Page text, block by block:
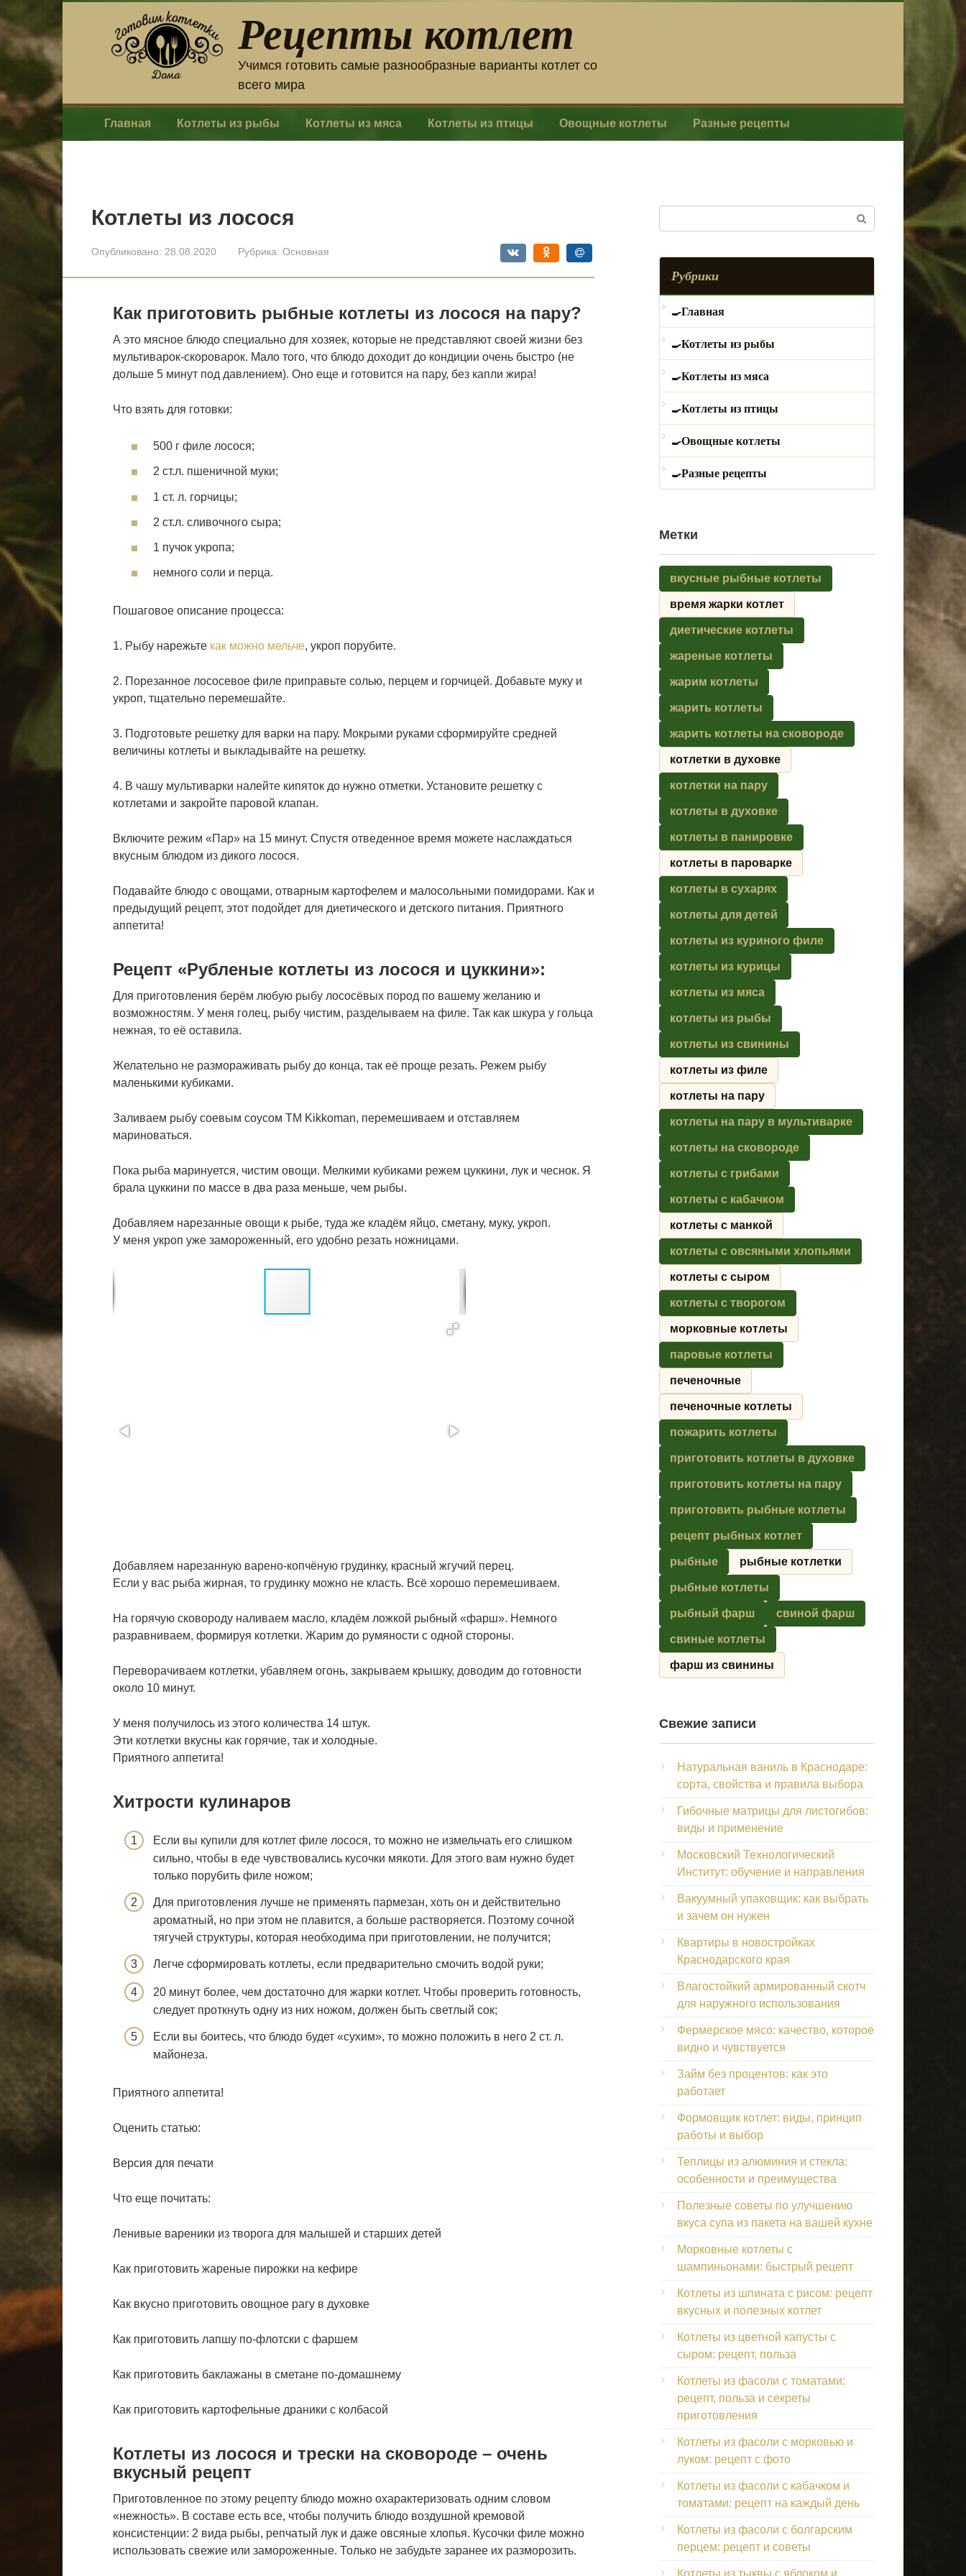
контенту
Рецепты котлет
Учимся готовить самые разнообразные варианты котлет со
всего мира
Главная Котлеты из рыбы Котлеты из мяса Котлеты из птицы Овощные котлеты Разные рецепты
Котлеты из лосося
Опубликовано: 28.08.2020 Рубрика: Основная
Как приготовить рыбные котлеты из лосося на пару?
А это мясное блюдо специально для хозяек, которые не представляют своей жизни без
мультиварок-скороварок. Мало того, что блюдо доходит до кондиции очень быстро (не
дольше 5 минут под давлением). Оно еще и готовится на пару, без капли жира!
Что взять для готовки:
500 г филе лосося;
2 ст.л. пшеничной муки;
1 ст. л. горчицы;
2 ст.л. сливочного сыра;
1 пучок укропа;
немного соли и перца.
Пошаговое описание процесса:
1. Рыбу нарежьте как можно мельче, укроп порубите.
2. Порезанное лососевое филе приправьте солью, перцем и горчицей. Добавьте муку и
укроп, тщательно перемешайте.
3. Подготовьте решетку для варки на пару. Мокрыми руками сформируйте средней
величины котлеты и выкладывайте на решетку.
4. В чашу мультиварки налейте кипяток до нужно отметки. Установите решетку с
котлетами и закройте паровой клапан.
Включите режим «Пар» на 15 минут. Спустя отведенное время можете наслаждаться
вкусным блюдом из дикого лосося.
Подавайте блюдо с овощами, отварным картофелем и малосольными помидорами. Как и
предыдущий рецепт, этот подойдет для диетического и детского питания. Приятного
аппетита!
Рецепт «Рубленые котлеты из лосося и цуккини»:
Для приготовления берём любую рыбу лососёвых пород по вашему желанию и
возможностям. У меня голец, рыбу чистим, разделываем на филе. Так как шкура у гольца
нежная, то её оставила.
Желательно не размораживать рыбу до конца, так её проще резать. Режем рыбу
маленькими кубиками.
Заливаем рыбу соевым соусом ТМ Kikkoman, перемешиваем и отставляем
мариноваться.
Пока рыба маринуется, чистим овощи. Мелкими кубиками режем цуккини, лук и чеснок. Я
брала цуккини по массе в два раза меньше, чем рыбы.
Добавляем нарезанные овощи к рыбе, туда же кладём яйцо, сметану, муку, укроп.
У меня укроп уже замороженный, его удобно резать ножницами.
Добавляем нарезанную варено-копчёную грудинку, красный жгучий перец.
Если у вас рыба жирная, то грудинку можно не класть. Всё хорошо перемешиваем.
На горячую сковороду наливаем масло, кладём ложкой рыбный «фарш». Немного
разравниваем, формируя котлетки. Жарим до румяности с одной стороны.
Переворачиваем котлетки, убавляем огонь, закрываем крышку, доводим до готовности
около 10 минут.
У меня получилось из этого количества 14 штук.
Эти котлетки вкусны как горячие, так и холодные.
Приятного аппетита!
Хитрости кулинаров
Если вы купили для котлет филе лосося, то можно не измельчать его слишком
сильно, чтобы в еде чувствовались кусочки мякоти. Для этого вам нужно будет
только порубить филе ножом;
Для приготовления лучше не применять пармезан, хоть он и действительно
ароматный, но при этом не плавится, а больше растворяется. Поэтому сочной
тягучей структуры, которая необходима при приготовлении, не получится;
Легче сформировать котлеты, если предварительно смочить водой руки;
20 минут более, чем достаточно для жарки котлет. Чтобы проверить готовность,
следует проткнуть одну из них ножом, должен быть светлый сок;
Если вы боитесь, что блюдо будет «сухим», то можно положить в него 2 ст. л.
майонеза.
Приятного аппетита!
Оценить статью:
Версия для печати
Что еще почитать:
Ленивые вареники из творога для малышей и старших детей
Как приготовить жареные пирожки на кефире
Как вкусно приготовить овощное рагу в духовке
Как приготовить лапшу по-флотски с фаршем
Как приготовить баклажаны в сметане по-домашнему
Как приготовить картофельные драники с колбасой
Котлеты из лосося и трески на сковороде – очень
вкусный рецепт
Приготовленное по этому рецепту блюдо можно охарактеризовать одним словом
«нежность». В составе есть все, чтобы получить блюдо воздушной кремовой
консистенции: 2 вида рыбы, репчатый лук и даже овсяные хлопья. Кусочки филе можно
использовать свежие или замороженные. Только не забудьте заранее их разморозить.
Рубрики
Главная
Котлеты из рыбы
Котлеты из мяса
Котлеты из птицы
Овощные котлеты
Разные рецепты
Метки
вкусные рыбные котлеты
время жарки котлет
диетические котлеты
жареные котлеты
жарим котлеты
жарить котлеты
жарить котлеты на сковороде
котлетки в духовке
котлетки на пару
котлеты в духовке
котлеты в панировке
котлеты в пароварке
котлеты в сухарях
котлеты для детей
котлеты из куриного филе
котлеты из курицы
котлеты из мяса
котлеты из рыбы
котлеты из свинины
котлеты из филе
котлеты на пару
котлеты на пару в мультиварке
котлеты на сковороде
котлеты с грибами
котлеты с кабачком
котлеты с манкой
котлеты с овсяными хлопьями
котлеты с сыром
котлеты с творогом
морковные котлеты
паровые котлеты
печеночные
печеночные котлеты
пожарить котлеты
приготовить котлеты в духовке
приготовить котлеты на пару
приготовить рыбные котлеты
рецепт рыбных котлет
рыбные рыбные котлетки
рыбные котлеты
рыбный фарш свиной фарш
свиные котлеты
фарш из свинины
Свежие записи
Натуральная ваниль в Краснодаре:
сорта, свойства и правила выбора
Гибочные матрицы для листогибов:
виды и применение
Московский Технологический
Институт: обучение и направления
Вакуумный упаковщик: как выбрать
и зачем он нужен
Квартиры в новостройках
Краснодарского края
Влагостойкий армированный скотч
для наружного использования
Фермерское мясо: качество, которое
видно и чувствуется
Займ без процентов: как это
работает
Формовщик котлет: виды, принцип
работы и выбор
Теплицы из алюминия и стекла:
особенности и преимущества
Полезные советы по улучшению
вкуса супа из пакета на вашей кухне
Морковные котлеты с
шампиньонами: быстрый рецепт
Котлеты из шпината с рисом: рецепт
вкусных и полезных котлет
Котлеты из цветной капусты с
сыром: рецепт, польза
Котлеты из фасоли с томатами:
рецепт, польза и секреты
приготовления
Котлеты из фасоли с морковью и
луком: рецепт с фото
Котлеты из фасоли с кабачком и
томатами: рецепт на каждый день
Котлеты из фасоли с болгарским
перцем: рецепт и советы
Котлеты из тыквы с яблоком и